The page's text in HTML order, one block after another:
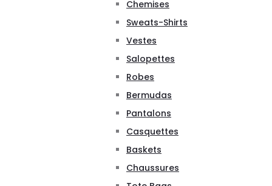
Chemises
Sweats-Shirts
Vestes
Salopettes
Robes
Bermudas
Pantalons
Casquettes
Baskets
Chaussures